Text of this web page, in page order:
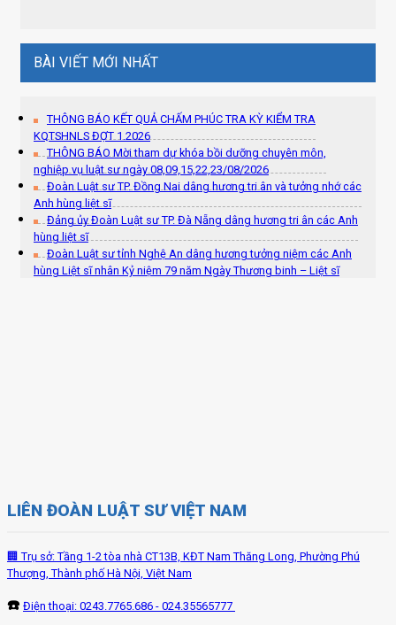
BÀI VIẾT MỚI NHẤT
THÔNG BÁO KẾT QUẢ CHẤM PHÚC TRA KỲ KIỂM TRA
KQTSHNLS ĐỢT 1.2026
THÔNG BÁO Mời tham dự khóa bồi dưỡng chuyên môn,
nghiệp vụ luật sư ngày 08,09,15,22,23/08/2026
Đoàn Luật sư TP. Đồng Nai dâng hương tri ân và tưởng nhớ các
Anh hùng liệt sĩ
Đảng ủy Đoàn Luật sư TP. Đà Nẵng dâng hương tri ân các Anh
hùng liệt sĩ
Đoàn Luật sư tỉnh Nghệ An dâng hương tưởng niệm các Anh
hùng Liệt sĩ nhân Kỷ niệm 79 năm Ngày Thương binh – Liệt sĩ
LIÊN ĐOÀN LUẬT SƯ VIỆT NAM
🏢 Trụ sở: Tầng 1-2 tòa nhà CT13B, KĐT Nam Thăng Long, Phường Phú
Thượng, Thành phố Hà Nội, Việt Nam
☎️ Điện thoại: 0243.7765.686 - 024.35565777